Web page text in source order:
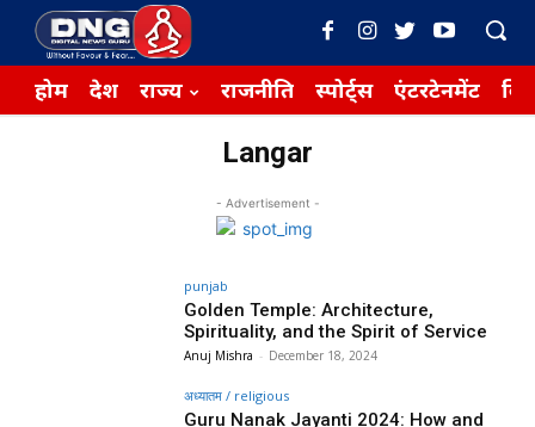
होम देश राज्य राजनीति स्पोर्ट्स एंटरटेनमेंट
Langar
- Advertisement -
punjab
Golden Temple: Architecture,
Spirituality, and the Spirit of Service
Anuj Mishra - December 18, 2024
अध्यातम / religious
Guru Nanak Jayanti 2024: How and